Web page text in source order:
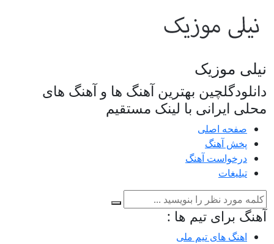
نیلی موزیک
دانلودگلچین بهترین آهنگ ها و آهنگ های
محلی ایرانی با لینک مستقیم
صفحه اصلی
پخش آهنگ
درخواست آهنگ
تبلیغات
آهنگ برای تیم ها :
اهنگ های تیم ملی